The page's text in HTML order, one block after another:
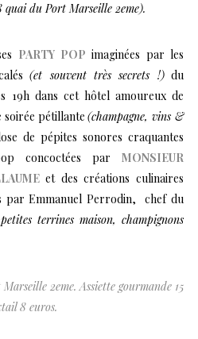
quai du Port Marseille 2eme).
PARTY POP imaginées par les
(et souvent très secrets !)du
19h dans cet hôtel amoureux de
soirée pétillante(champagne, vins &
de pépites sonores craquantes
concoctées par MONSIEUR
et des créations culinaires
par Emmanuel Perrodin, chef du
terrines maison, champignons
2eme. Assiette gourmande 15
8 euros.